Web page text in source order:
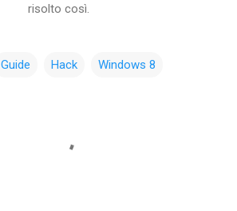
risolto così.
Guide Hack Windows 8